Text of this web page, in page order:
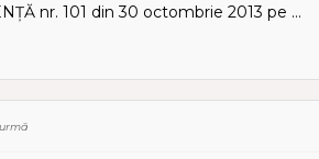
nr. 101 din 30 octombrie 2013 pe ...